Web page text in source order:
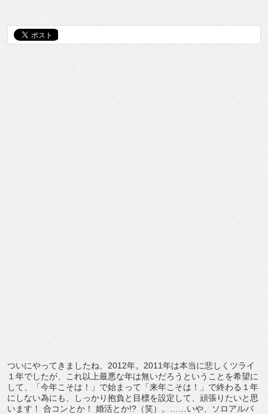
ついにやってきましたね、2012年。2011年は本当に悲しくツライ
１年でしたが、これ以上最悪な年は無いだろうということを希望に
して、「今年こそは！」で始まって「来年こそは！」で終わる１年
にしない為にも、しっかり抱負と目標を設定して、頑張りたいと思
います！ 合コンとか！ 婚活とか!?（笑）。……いや、ソロアルバ